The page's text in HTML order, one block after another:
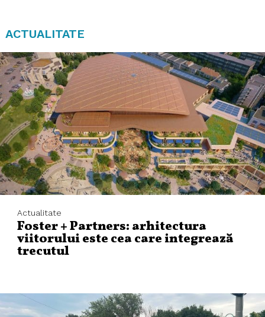
ACTUALITATE
Actualitate
Foster + Partners: arhitectura
viitorului este cea care integrează
trecutul